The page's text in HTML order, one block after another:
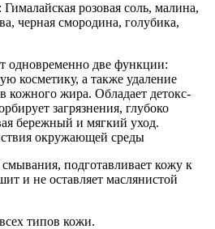
: Гималайская розовая соль, малина,
черная смородина, голубика,
одновременно две функции:
косметику, а также удаление
жира. Обладает детокс-
загрязнения, глубоко
бережный и мягкий уход.
окружающей среды
смывания, подготавливает кожу к
и не оставляет маслянистой
типов кожи.